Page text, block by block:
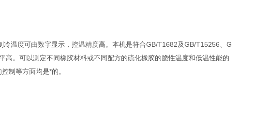
度可由数字显示，控温精度高。本机是符合GB/T1682及GB/T15256、G
。可以测定不同橡胶材料或不同配方的硫化橡胶的脆性温度和低温性能的
制等方面均是*的。